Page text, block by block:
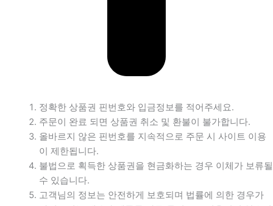
정확한 상품권 핀번호와 입금정보를 적어주세요.
주문이 완료 되면 상품권 취소 및 환불이 불가합니다.
올바르지 않은 핀번호를 지속적으로 주문 시 사이트 이용
이 제한됩니다.
불법으로 획득한 상품권을 현금화하는 경우 이체가 보류될
수 있습니다.
고객님의 정보는 안전하게 보호되며 법률에 의한 경우가